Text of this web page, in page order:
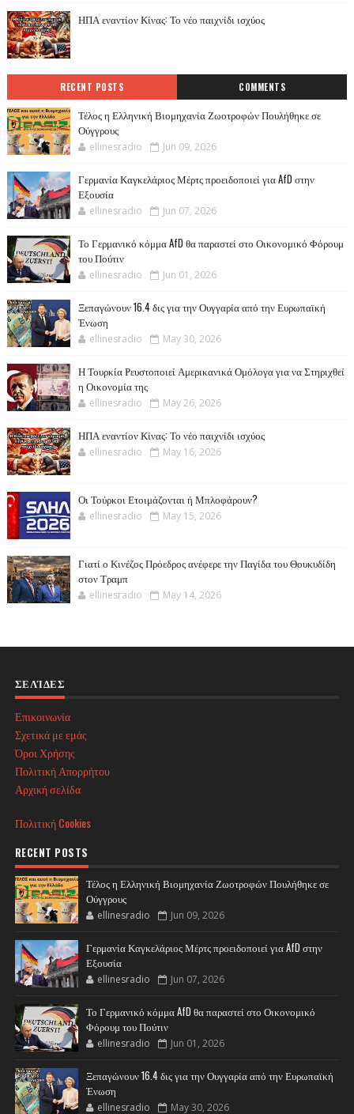
ΗΠΑ εναντίον Κίνας: Το νέο παιχνίδι ισχύος
RECENT POSTS COMMENTS
Τέλος η Ελληνική Βιομηχανία Ζωοτροφών Πουλήθηκε σε
Ούγγρους
ellinesradio Jun 09, 2026
Γερμανία Καγκελάριος Μέρτς προειδοποιεί για AfD στην
Εξουσία
ellinesradio Jun 07, 2026
Το Γερμανικό κόμμα AfD θα παραστεί στο Οικονομικό Φόρουμ
του Πούτιν
ellinesradio Jun 01, 2026
Ξεπαγώνουν 16.4 δις για την Ουγγαρία από την Ευρωπαϊκή
Ένωση
ellinesradio May 30, 2026
Η Τουρκία Ρευστοποιεί Αμερικανικά Ομόλογα για να Στηριχθεί
η Οικονομία της
ellinesradio May 26, 2026
ΗΠΑ εναντίον Κίνας: Το νέο παιχνίδι ισχύος
ellinesradio May 16, 2026
Οι Τούρκοι Ετοιμάζονται ή Μπλοφάρουν?
ellinesradio May 15, 2026
Γιατί ο Κινέζος Πρόεδρος ανέφερε την Παγίδα του Θουκυδίδη
στον Τραμπ
ellinesradio May 14, 2026
ΣΕΛΊΔΕΣ
Επικοινωνία
Σχετικά με εμάς
Όροι Χρήσης
Πολιτική Απορρήτου
Αρχική σελίδα
Πολιτική Cookies
RECENT POSTS
Τέλος η Ελληνική Βιομηχανία Ζωοτροφών Πουλήθηκε σε
Ούγγρους
ellinesradio Jun 09, 2026
Γερμανία Καγκελάριος Μέρτς προειδοποιεί για AfD στην
Εξουσία
ellinesradio Jun 07, 2026
Το Γερμανικό κόμμα AfD θα παραστεί στο Οικονομικό
Φόρουμ του Πούτιν
ellinesradio Jun 01, 2026
Ξεπαγώνουν 16.4 δις για την Ουγγαρία από την Ευρωπαϊκή
Ένωση
ellinesradio May 30, 2026